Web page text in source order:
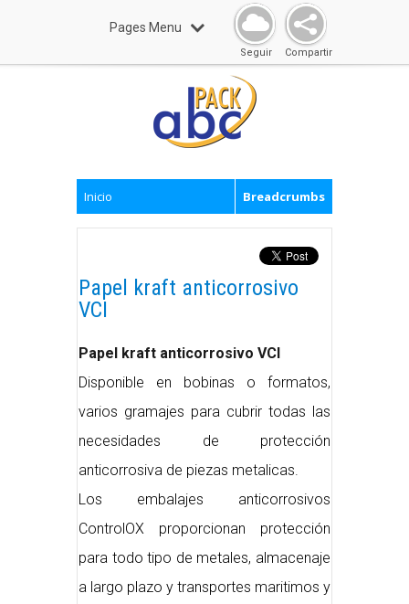
Pages Menu
Compartir
Seguir
Inicio Breadcrumbs
Papel kraft anticorrosivo
VCI
Papel kraft anticorrosivo VCI
Disponible en bobinas o formatos,
varios gramajes para cubrir todas las
necesidades de protección
anticorrosiva de piezas metalicas.
Los embalajes anticorrosivos
ControlOX proporcionan protección
para todo tipo de metales, almacenaje
a largo plazo y transportes maritimos y